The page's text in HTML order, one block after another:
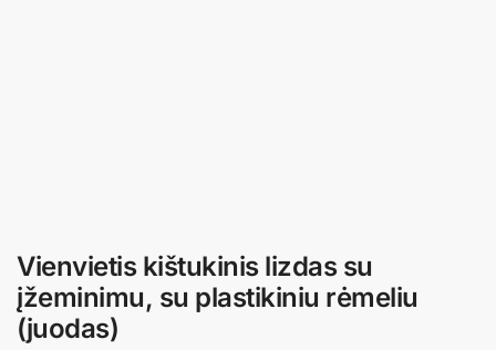
Vienvietis kištukinis lizdas su
įžeminimu, su plastikiniu rėmeliu
(juodas)